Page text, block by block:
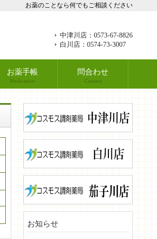
お薬のことなら何でもご相談ください
中津川店：0573-67-8826
白川店：0574-73-3007
お薬手帳
Medication
問合わせ
Contact
お知らせ